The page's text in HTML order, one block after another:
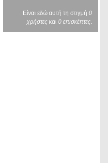
Είναι εδώ αυτή τη στιγμή 0
χρήστες και 0 επισκέπτες